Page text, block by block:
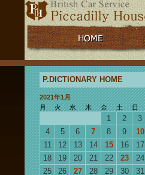
P.DICTIONARY HOME
2021年1月
月
火 水 木 金 土 日
1 2
3
4
5 6 7 8 9
10
11
12 13 14 15 16
17
18
19 20 21 22 23
24
25
26 27 28 29 30
31